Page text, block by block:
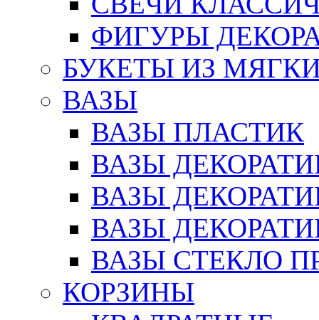
ФИГУРЫ
БУКЕТЫ ИЗ
ВАЗЫ
ВАЗЫ ПЛАСТИК
ВАЗЫ
ВАЗЫ
ВАЗЫ
ВАЗЫ СТЕКЛО
КОРЗИНЫ